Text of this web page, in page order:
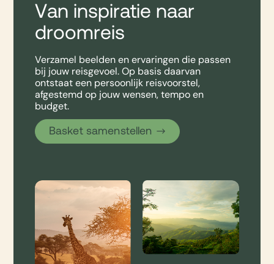
Van inspiratie naar
droomreis
Verzamel beelden en ervaringen die passen
bij jouw reisgevoel. Op basis daarvan
ontstaat een persoonlijk reisvoorstel,
afgestemd op jouw wensen, tempo en
budget.
Basket samenstellen